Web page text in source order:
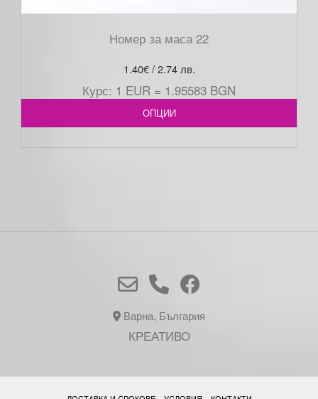
Номер за маса 22
1.40€/ 2.74 лв.
Курс: 1 EUR = 1.95583 BGN
ОПЦИИ
Варна, България
КРЕАТИВО